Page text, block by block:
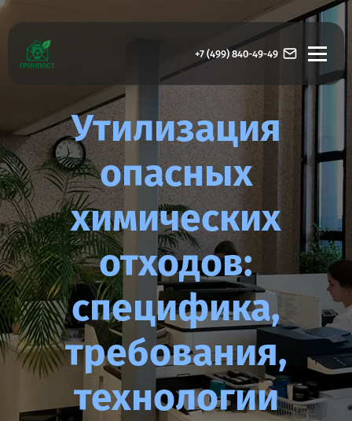
+7 (499) 840-49-49
Утилизация
опасных
химических
отходов:
специфика,
требования,
технологии